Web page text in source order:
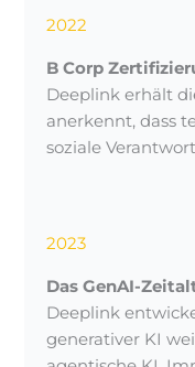
2022
B Corp
Deeplink erhält
anerkennt, dass
soziale
2023
Das GenAI-
Deeplink
generativer KI